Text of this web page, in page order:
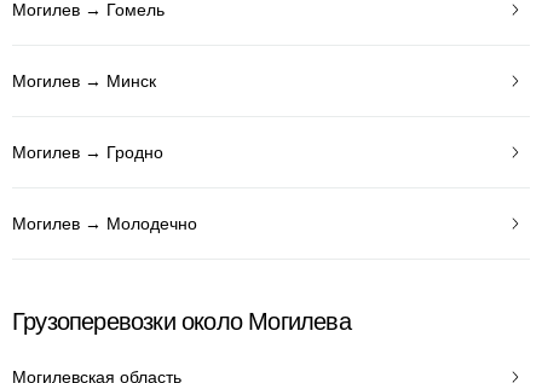
Могилев → Гомель
Могилев → Минск
Могилев → Гродно
Могилев → Молодечно
Грузоперевозки около Могилева
Могилевская область